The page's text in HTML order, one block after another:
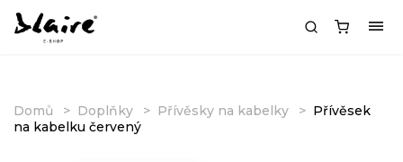
Domů Doplňky Přívěsky na kabelky
Přívěsek
na kabelku červený